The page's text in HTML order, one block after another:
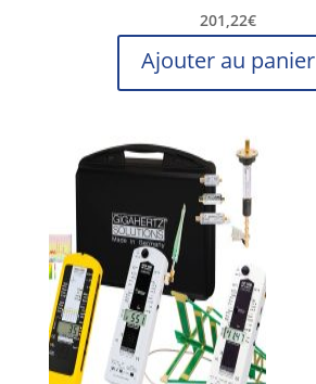
201,22€
Ajouter au panier